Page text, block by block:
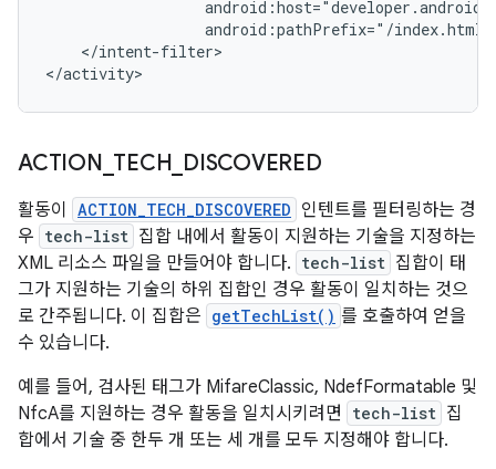
android:pathPrefix="/index.html"
</intent-filter>
</activity>
ACTION TECH DISCOVERED
활동이 ACTION_TECH_DISCOVERED 인텐트를 필터링하는 경
우 tech-list 집합 내에서 활동이 지원하는 기술을 지정하는
XML 리소스 파일을 만들어야 합니다. tech-list 집합이 태
그가 지원하는 기술의 하위 집합인 경우 활동이 일치하는 것으
로 간주됩니다. 이 집합은 getTechList() 를 호출하여 얻을
수 있습니다.
예를 들어, 검사된 태그가 MifareClassic, NdefFormatable 및
NfcA를 지원하는 경우 활동을 일치시키려면
tech-list 집
합에서 기술 중 한두 개 또는 세 개를 모두 지정해야 합니다.